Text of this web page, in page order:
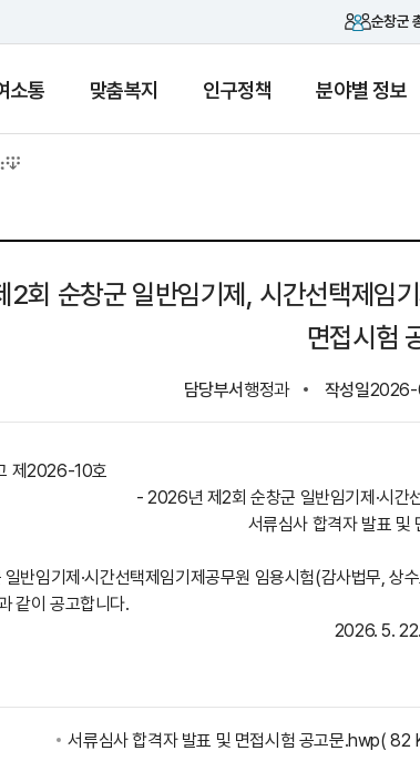
순창군
소통 맞춤복지 인구정책 분야별 정보
회 순창군 일반임기제, 시간선택제임
면접시험
담당부서행정과 작성일
제2026-10호
- 2026년 제2회 순창군 일반임기제·시간
서류심사 합격자 발표 및
반임기제·시간선택제임기제공무원 임용시험(감사법무, 상
같이 공고합니다.
2026. 5. 22.
서류심사 합격자 발표 및 면접시험 공고문.hwp( 82